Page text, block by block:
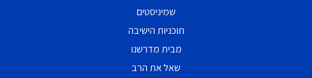
שמיניסטים
תוכניות הישיבה
מבית מדרשנו
שאל את הרב